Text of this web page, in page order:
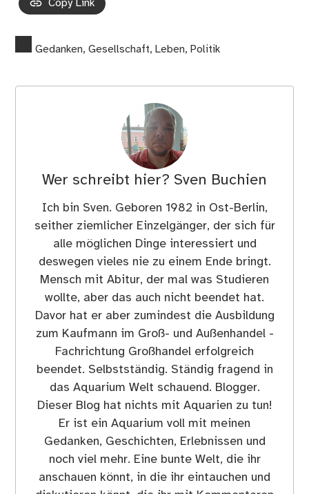
Copy Link
Gedanken,Gesellschaft,Leben,Politik
Wer schreibt hier? Sven Buchien
Ich bin Sven. Geboren 1982 in Ost-Berlin,
seither ziemlicher Einzelgänger, der sich für
alle möglichen Dinge interessiert und
deswegen vieles nie zu einem Ende bringt.
Mensch mit Abitur, der mal was Studieren
wollte, aber das auch nicht beendet hat.
Davor hat er aber zumindest die Ausbildung
zum Kaufmann im Groß- und Außenhandel -
Fachrichtung Großhandel erfolgreich
beendet. Selbstständig. Ständig fragend in
das Aquarium Welt schauend. Blogger.
Dieser Blog hat nichts mit Aquarien zu tun!
Er ist ein Aquarium voll mit meinen
Gedanken, Geschichten, Erlebnissen und
noch viel mehr. Eine bunte Welt, die ihr
anschauen könnt, in die ihr eintauchen und